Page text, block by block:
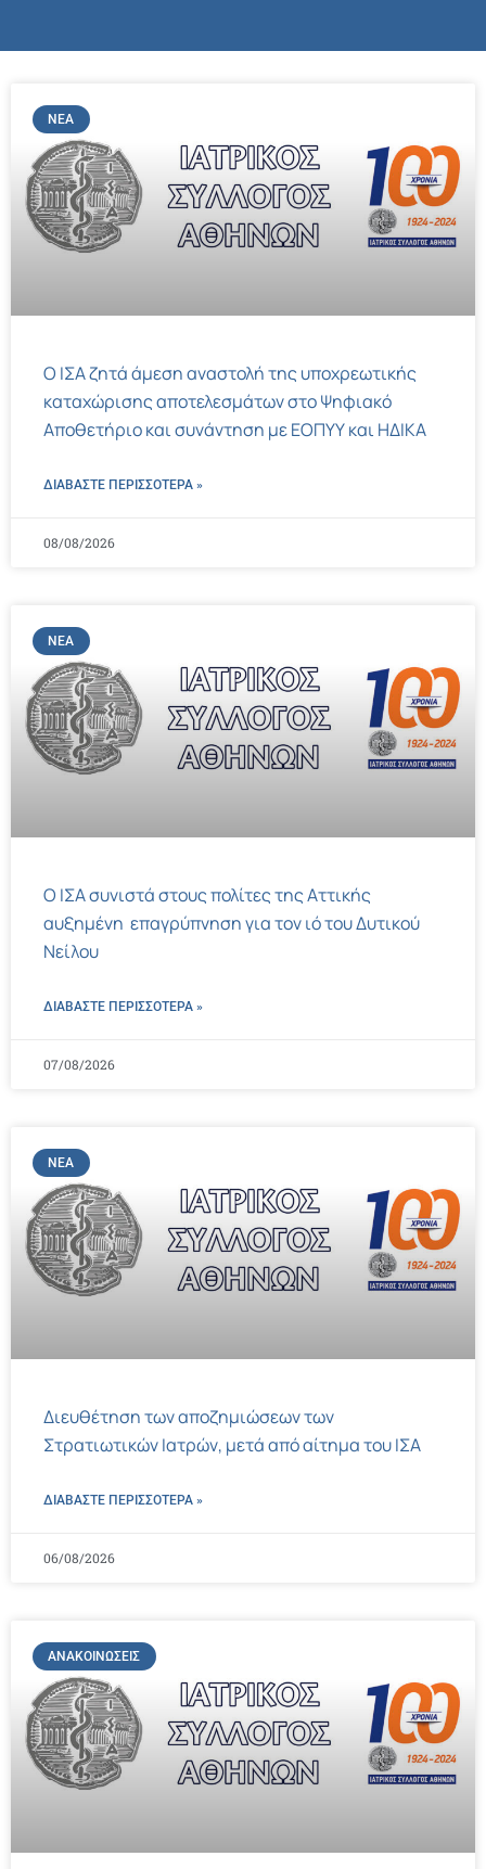
ΝΈΑ
Ο ΙΣΑ ζητά άμεση αναστολή της υποχρεωτικής
καταχώρισης αποτελεσμάτων στο Ψηφιακό
Αποθετήριο και συνάντηση με ΕΟΠΥΥ και ΗΔΙΚΑ
ΔΙΑΒΑΣΤΕ ΠΕΡΙΣΣΌΤΕΡΑ »
08/08/2026
ΝΈΑ
Ο ΙΣΑ συνιστά στους πολίτες της Αττικής
αυξημένη επαγρύπνηση για τον ιό του Δυτικού
Νείλου
ΔΙΑΒΑΣΤΕ ΠΕΡΙΣΣΌΤΕΡΑ »
07/08/2026
ΝΈΑ
Διευθέτηση των αποζημιώσεων των
Στρατιωτικών Ιατρών, μετά από αίτημα του ΙΣΑ
ΔΙΑΒΑΣΤΕ ΠΕΡΙΣΣΌΤΕΡΑ »
06/08/2026
ΑΝΑΚΟΙΝΏΣΕΙΣ